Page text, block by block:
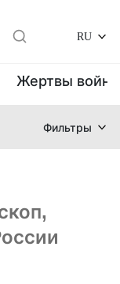
RU
Жертвы
Фильтры